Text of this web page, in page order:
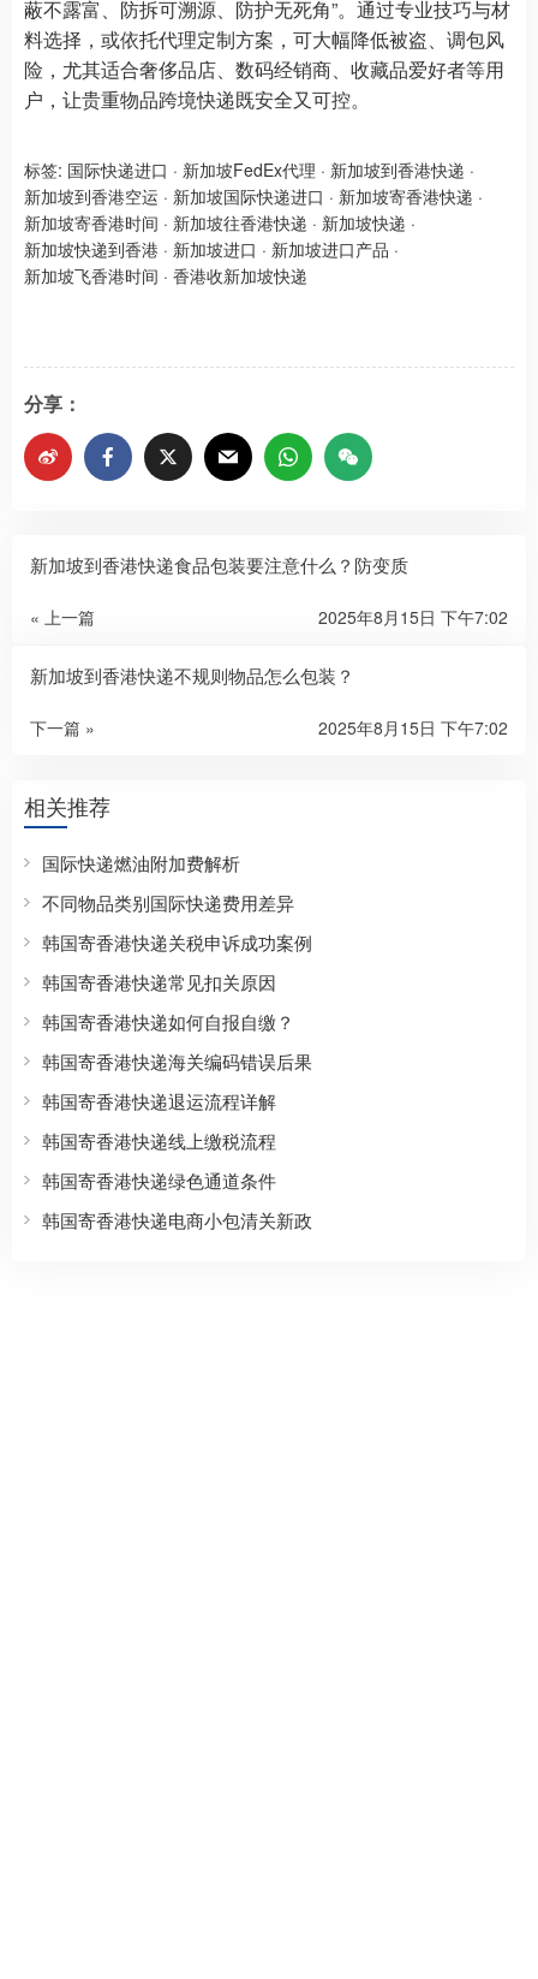
蔽不露富、防拆可溯源、防护无死角”。通过专业技巧与材
料选择，或依托代理定制方案，可大幅降低被盗、调包风
险，尤其适合奢侈品店、数码经销商、收藏品爱好者等用
户，让贵重物品跨境快递既安全又可控。
标签: 国际快递进口 · 新加坡FedEx代理 · 新加坡到香港快递 ·
新加坡到香港空运 · 新加坡国际快递进口 · 新加坡寄香港快递 ·
新加坡寄香港时间 · 新加坡往香港快递 · 新加坡快递 ·
新加坡快递到香港 · 新加坡进口 · 新加坡进口产品 ·
新加坡飞香港时间 · 香港收新加坡快递
新加坡到香港快递食品包装要注意什么？防变质
« 上一篇
新加坡到香港快递不规则物品怎么包装？
下一篇 »
相关推荐
国际快递燃油附加费解析
不同物品类别国际快递费用差异
韩国寄香港快递关税申诉成功案例
韩国寄香港快递常见扣关原因